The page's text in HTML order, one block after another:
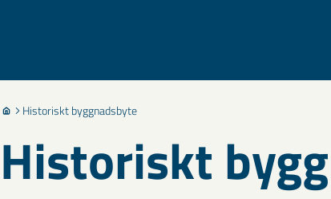
Historiskt byggnadsbyte
Historiskt